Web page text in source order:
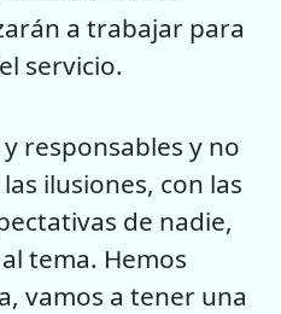
a trabajar para
servicio.
responsables y no
ilusiones, con las
de nadie,
tema. Hemos
vamos a tener una